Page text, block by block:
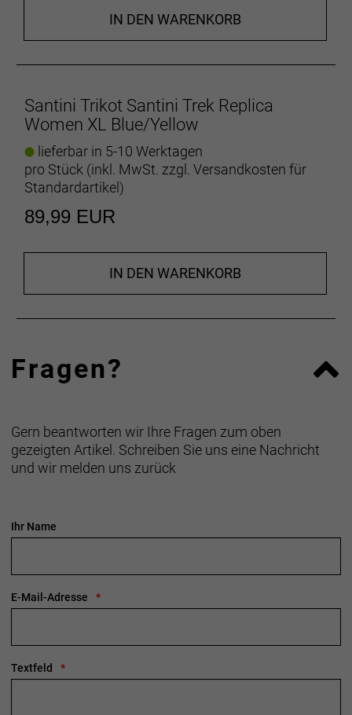
IN DEN WARENKORB
Santini Trikot Santini Trek Replica
Women XL Blue/Yellow
lieferbar in 5-10 Werktagen
pro Stück (inkl. MwSt. zzgl. Versandkosten für
Standardartikel)
89,99 EUR
IN DEN WARENKORB
Fragen?
Gern beantworten wir Ihre Fragen zum oben
gezeigten Artikel. Schreiben Sie uns eine Nachricht
und wir melden uns zurück
Ihr Name
E-Mail-Adresse
Textfeld